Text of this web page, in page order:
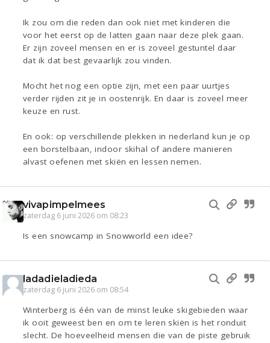
Ik zou om die reden dan ook niet met kinderen die
voor het eerst op de latten gaan naar deze plek gaan.
Er zijn zoveel mensen en er is zoveel gestuntel daar
dat ik dat best gevaarlijk zou vinden.
Mocht het nog een optie zijn, met een paar uurtjes
verder rijden zit je in oostenrijk. En daar is zoveel meer
keuze en rust.
En ook: op verschillende plekken in nederland kun je op
een borstelbaan, indoor skihal of andere manieren
alvast oefenen met skiën en lessen nemen.
vivapimpelmees
zaterdag 6 juni 2026 om 08:23
Is een snowcamp in Snowworld een idee?
ladadieladieda
zaterdag 6 juni 2026 om 08:54
Winterberg is één van de minst leuke skigebieden waar
ik ooit geweest ben en om te leren skiën is het ronduit
slecht. De hoeveelheid mensen die van de piste gebruik